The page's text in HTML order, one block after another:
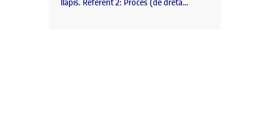
llapis. Referent 2: Procés (de dreta…